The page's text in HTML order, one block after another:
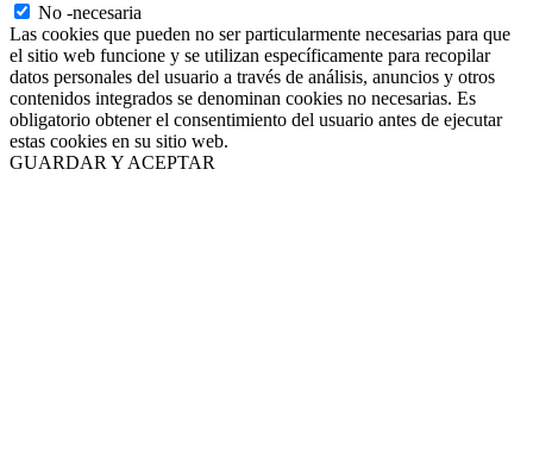
No -necesaria
Las cookies que pueden no ser particularmente necesarias para que
el sitio web funcione y se utilizan específicamente para recopilar
datos personales del usuario a través de análisis, anuncios y otros
contenidos integrados se denominan cookies no necesarias. Es
obligatorio obtener el consentimiento del usuario antes de ejecutar
estas cookies en su sitio web.
GUARDAR Y ACEPTAR